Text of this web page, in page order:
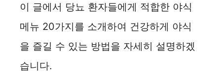
이 글에서 당뇨 환자들에게 적합한 야식
메뉴 20가지를 소개하여 건강하게 야식
을 즐길 수 있는 방법을 자세히 설명하겠
습니다.